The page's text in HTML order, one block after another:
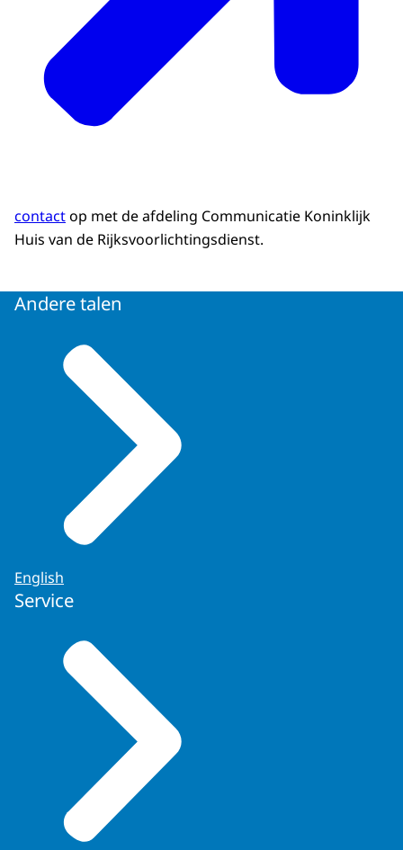
contactop met de afdeling Communicatie Koninklijk
Huis van de Rijksvoorlichtingsdienst.
Andere talen
English
Service